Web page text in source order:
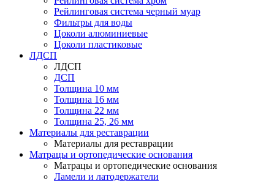
Рейлинговая система черный муар
Фильтры для воды
Цоколи алюминиевые
Цоколи пластиковые
ЛДСП
ЛДСП
ДСП
Толщина 10 мм
Толщина 16 мм
Толщина 22 мм
Толщина 25, 26 мм
Материалы для реставрации
Материалы для реставрации
Матрацы и ортопедические основания
Матрацы и ортопедические основания
Ламели и латодержатели